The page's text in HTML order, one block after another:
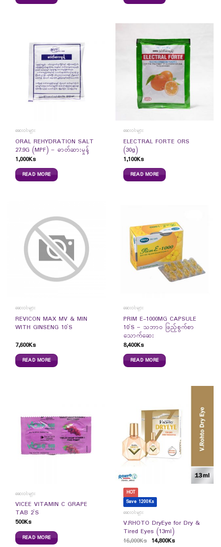
ဆေးဝါးများ
ORAL REHYDRATION SALT
27.9G (MPF) – ဓာတ်ဆားမှုန့်
1,000Ks
READ MORE
ဆေးဝါးများ
ELECTRAL FORTE ORS
(30g)
1,100Ks
READ MORE
ဆေးဝါးများ
REVICON MAX MV & MIN
WITH GINSENG 10`S
7,600Ks
READ MORE
ဆေးဝါးများ
PRIM E-1000MG CAPSULE
10`S – သဘာ၀ ဖြည့်စွက်စာ
သောက်ဆေး
8,400Ks
READ MORE
ဆေးဝါးများ
VICEE VITAMIN C GRAPE
TAB 2`S
500Ks
READ MORE
HOT
Save 1200Ks
ဆေးဝါးများ
V.RHOTO DryEye for Dry &
Tired Eyes (13ml)
16,000Ks 14,800Ks